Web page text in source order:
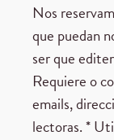
Nos
que puedan
ser que
Requiere o
emails,
lectoras. *